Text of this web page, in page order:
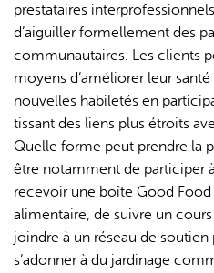
prestataires
d’aiguiller formellement des
communautaires. Les clients
moyens d’améliorer leur
nouvelles habiletés en
tissant des liens plus étroits
Quelle forme peut prendre la
être notamment de participer
recevoir une boîte Good
alimentaire, de suivre un cours
joindre à un réseau de
s’adonner à du jardinage